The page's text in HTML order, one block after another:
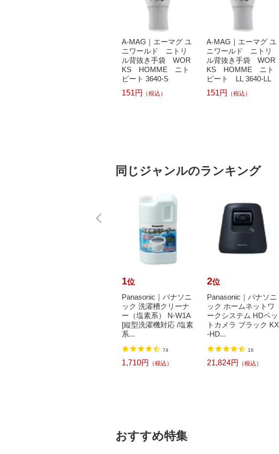
A-MAG｜エーマグ ユ
ニワールド ニトリ
ル背抜き手袋 WOR
KS HOMME ニト
ビート 3640-S
151円
（税込）
A-MAG｜エーマグ ユ
ニワールド ニトリ
ル背抜き手袋 WOR
KS HOMME ニト
ビート LL 3640-LL
151円
（税込）
同じジャンルのランキング
1位
Panasonic｜パナソニ
ック 洗濯槽クリーナ
ー（塩素系） N-W1A
[縦型洗濯機対応 /塩素
系...
74
1,710円 （税込）
2位
Panasonic｜パナソニ
ック ホームネットワ
ークシステム HDペッ
トカメラ ブラック KX
-HD...
16
21,824円 （税込）
おすすめ特集